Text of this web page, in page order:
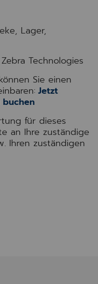
Lager,
Zebra Technologies
Sie einen
Jetzt
für dieses
an Ihre zuständige
Ihren zuständigen